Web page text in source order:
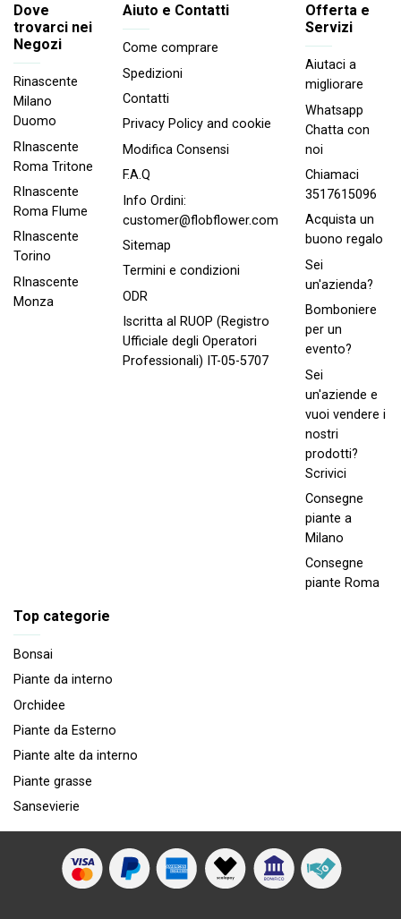
Dove
trovarci nei
Negozi
Rinascente
Milano
Duomo
RInascente
Roma Tritone
RInascente
Roma FIume
RInascente
Torino
RInascente
Monza
Aiuto e Contatti
Come comprare
Spedizioni
Contatti
Privacy Policy and cookie
Modifica Consensi
F.A.Q
Info Ordini:
customer@flobflower.com
Sitemap
Termini e condizioni
ODR
Iscritta al RUOP (Registro
Ufficiale degli Operatori
Professionali) IT-05-5707
Offerta e
Servizi
Aiutaci a
migliorare
Whatsapp
Chatta con
noi
Chiamaci
3517615096
Acquista un
buono regalo
Sei
un'azienda?
Bomboniere
per un
evento?
Sei
un'aziende e
vuoi vendere i
nostri
prodotti?
Scrivici
Consegne
piante a
Milano
Consegne
piante Roma
Top categorie
Bonsai
Piante da interno
Orchidee
Piante da Esterno
Piante alte da interno
Piante grasse
Sansevierie